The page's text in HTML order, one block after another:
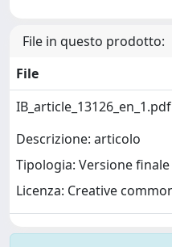
File in questo prodotto:
File
IB_article_13126_en_1.pdf
Descrizione: articolo
Tipologia: Versione
Licenza: Creative